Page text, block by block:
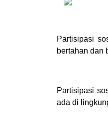
Partisipasi
bertahan dan
Partisipasi
ada di